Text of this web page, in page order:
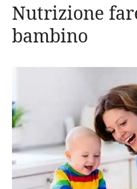
Nutrizione
bambino